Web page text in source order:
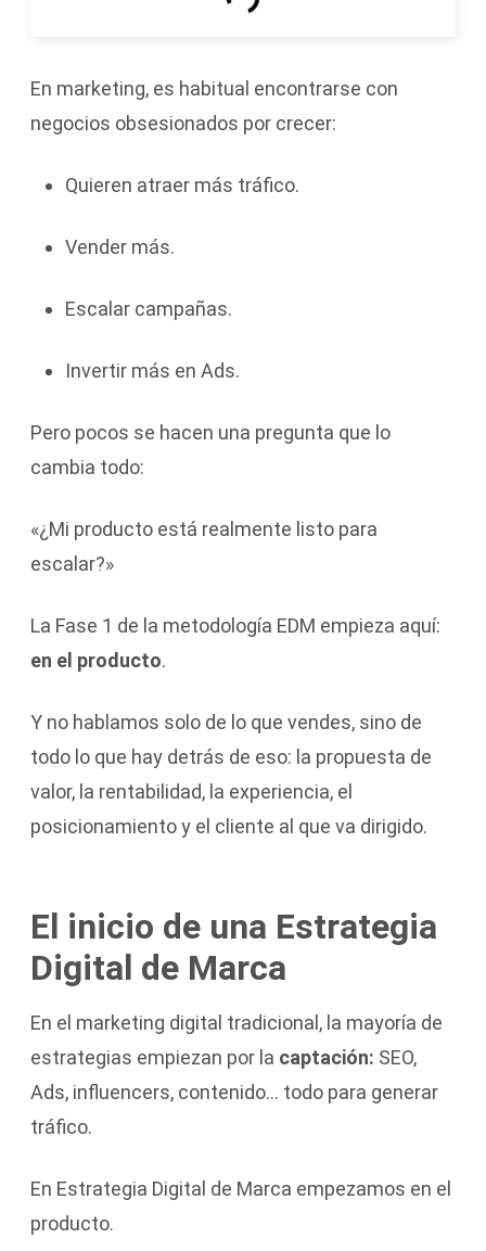
En marketing, es habitual encontrarse con
negocios obsesionados por crecer:
Quieren atraer más tráfico.
Vender más.
Escalar campañas.
Invertir más en Ads.
Pero pocos se hacen una pregunta que lo
cambia todo:
«¿Mi producto está realmente listo para
escalar?»
La Fase 1 de la metodología EDM empieza aquí:
en el producto.
Y no hablamos solo de lo que vendes, sino de
todo lo que hay detrás de eso: la propuesta de
valor, la rentabilidad, la experiencia, el
posicionamiento y el cliente al que va dirigido.
El inicio de una Estrategia
Digital de Marca
En el marketing digital tradicional, la mayoría de
estrategias empiezan por la captación: SEO,
Ads, influencers, contenido… todo para generar
tráfico.
En Estrategia Digital de Marca empezamos en el
producto.